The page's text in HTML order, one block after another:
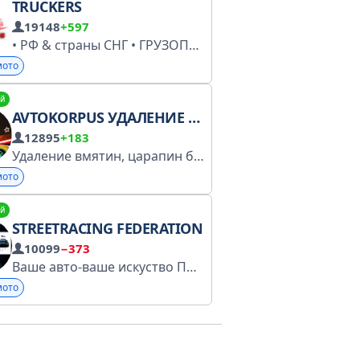
TRUCKERS
19148+597
• РФ & страны СНГ • ГРУЗОПЕРЕВОЗКИ ПО РФ & СНГ , ГРУЗЫ , ТРАНСПОРТ. Ссылки на группу: https://t.me/dalnoboichat https://t.me/joinchat/Nl8bXEaJmX0x2yJPBEncTQ
AVTOKORPUS УДАЛЕНИЕ ВМЯТИН ЦАРАПИН.
12895+183
Удаление вмятин, царапин без покраски. Полировка - керамика Точечный подкрас сколов
довольных клиентов Оставить заявку:
STREETRACING FEDERATION
10099−373
Ваше авто-ваше искуство По рекламе @aIekseevish (покупаю каналы)